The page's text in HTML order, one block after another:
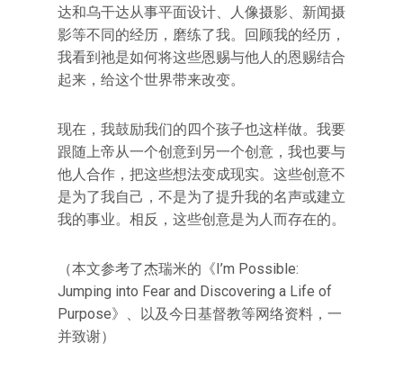
达和乌干达从事平面设计、人像摄影、新闻摄
影等不同的经历，磨练了我。回顾我的经历，
我看到祂是如何将这些恩赐与他人的恩赐结合
起来，给这个世界带来改变。
现在，我鼓励我们的四个孩子也这样做。我要
跟随上帝从一个创意到另一个创意，我也要与
他人合作，把这些想法变成现实。这些创意不
是为了我自己，不是为了提升我的名声或建立
我的事业。相反，这些创意是为人而存在的。
（本文参考了杰瑞米的《I’m Possible:
Jumping into Fear and Discovering a Life of
Purpose》、以及今日基督教等网络资料，一
并致谢）